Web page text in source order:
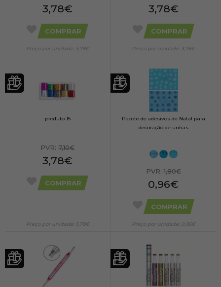
3,78€
COMPRAR
Preço por unidade: 3,78€
3,78€
COMPRAR
Preço por unidade: 3,78€
produto 15
PVR: 7,10€
3,78€
COMPRAR
Preço por unidade: 3,78€
Pacote de adesivos de Natal para
decoração de unhas
PVR:1,80€
0,96€
COMPRAR
Preço por unidade: 0,96€